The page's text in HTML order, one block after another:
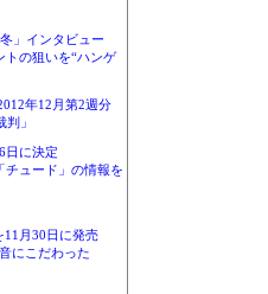
」インタビュー
トの狙いを“ハンゲ
年12月第2週分
」
日に決定
チュード」の情報を
11月30日に発売
にこだわった